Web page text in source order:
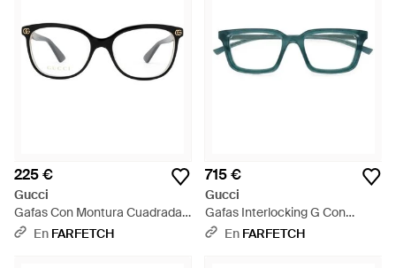
225 €
Gucci
Gafas Con Montura Cuadrada
Y Logo Gg - Marrón
En FARFETCH
715 €
Gucci
Gafas Interlocking G Con
Montura Cuadrada - Verde
En FARFETCH